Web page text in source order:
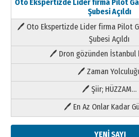
Oto Ekspertizde Lider firma Pilot
Şubesi Açıldı
🖊 Oto Ekspertizde Lider firma Pilot
Şubesi Açıldı
🖊 Dron gözünden İstanbul
🖊 Zaman
🖊 Şiir; HÜZZAM…
🖊 En Az Onlar Kadar
YENİ SAYI